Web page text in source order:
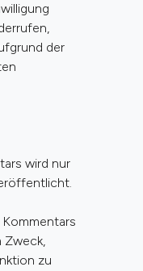
der
wird nur
Zweck,
zu